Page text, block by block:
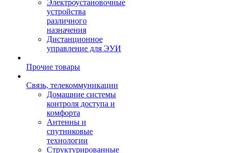
Электроустановочные
устройства
различного
назначения
Дистанционное
управление для ЭУИ
Прочие товары
Связь, телекоммуникации
Домашние системы
контроля доступа и
комфорта
Антенны и
спутниковые
технологии
Структурированные